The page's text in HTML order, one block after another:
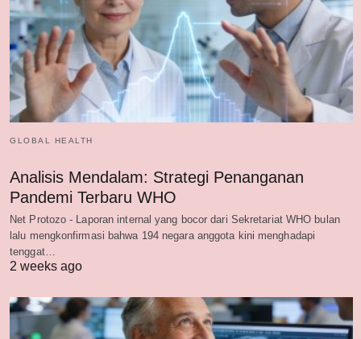
GLOBAL HEALTH
Analisis Mendalam: Strategi Penanganan
Pandemi Terbaru WHO
Net Protozo - Laporan internal yang bocor dari Sekretariat WHO bulan
lalu mengkonfirmasi bahwa 194 negara anggota kini menghadapi
tenggat…
2 weeks ago